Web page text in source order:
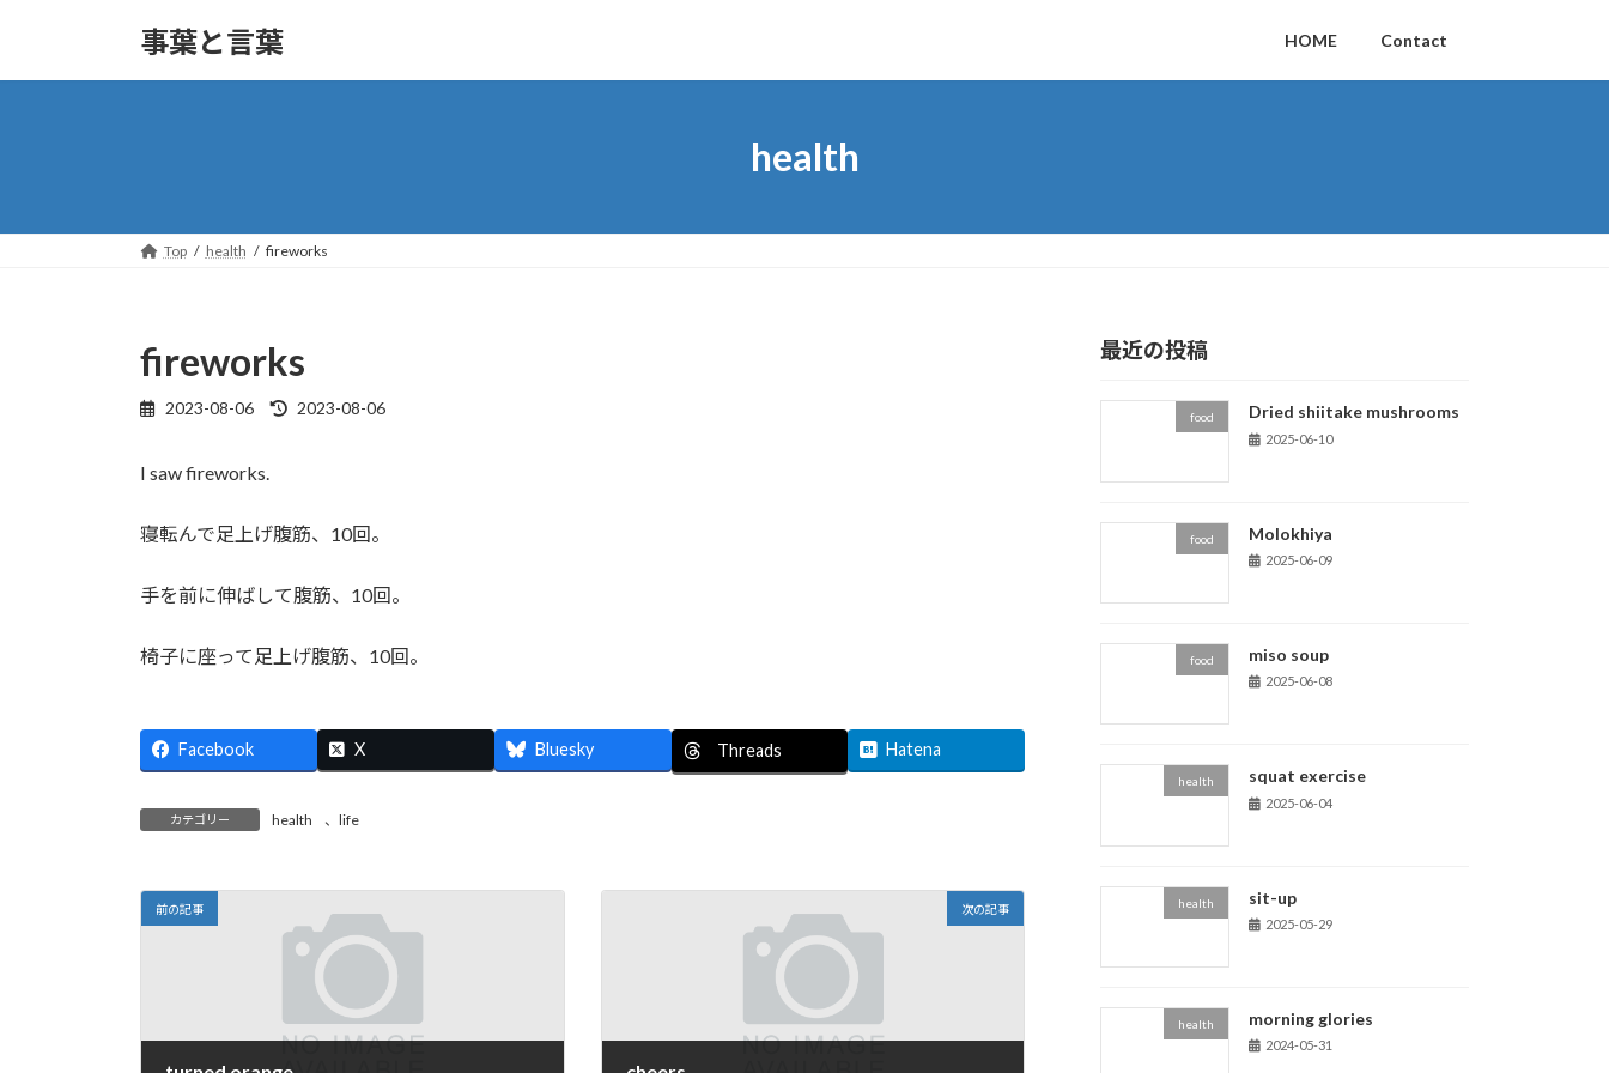
事葉と言葉 HOME Contact
health
Top health fireworks
fireworks
2023-08-06
最
時
2023-08-06
I saw fireworks.
寝転んで足上げ腹筋、10回。
手を前に伸ばして腹筋、10回。
椅子に座って足上げ腹筋、10回。
Facebook X Bluesky Threads Hatena
カテゴリー health 、 life
前の記事 次の記事
最近の投稿
food Dried shiitake mushrooms
2025-06-10
food Molokhiya
2025-06-09
food miso soup
2025-06-08
health squat exercise
2025-06-04
health sit-up
2025-05-29
health morning glories
2024-05-31